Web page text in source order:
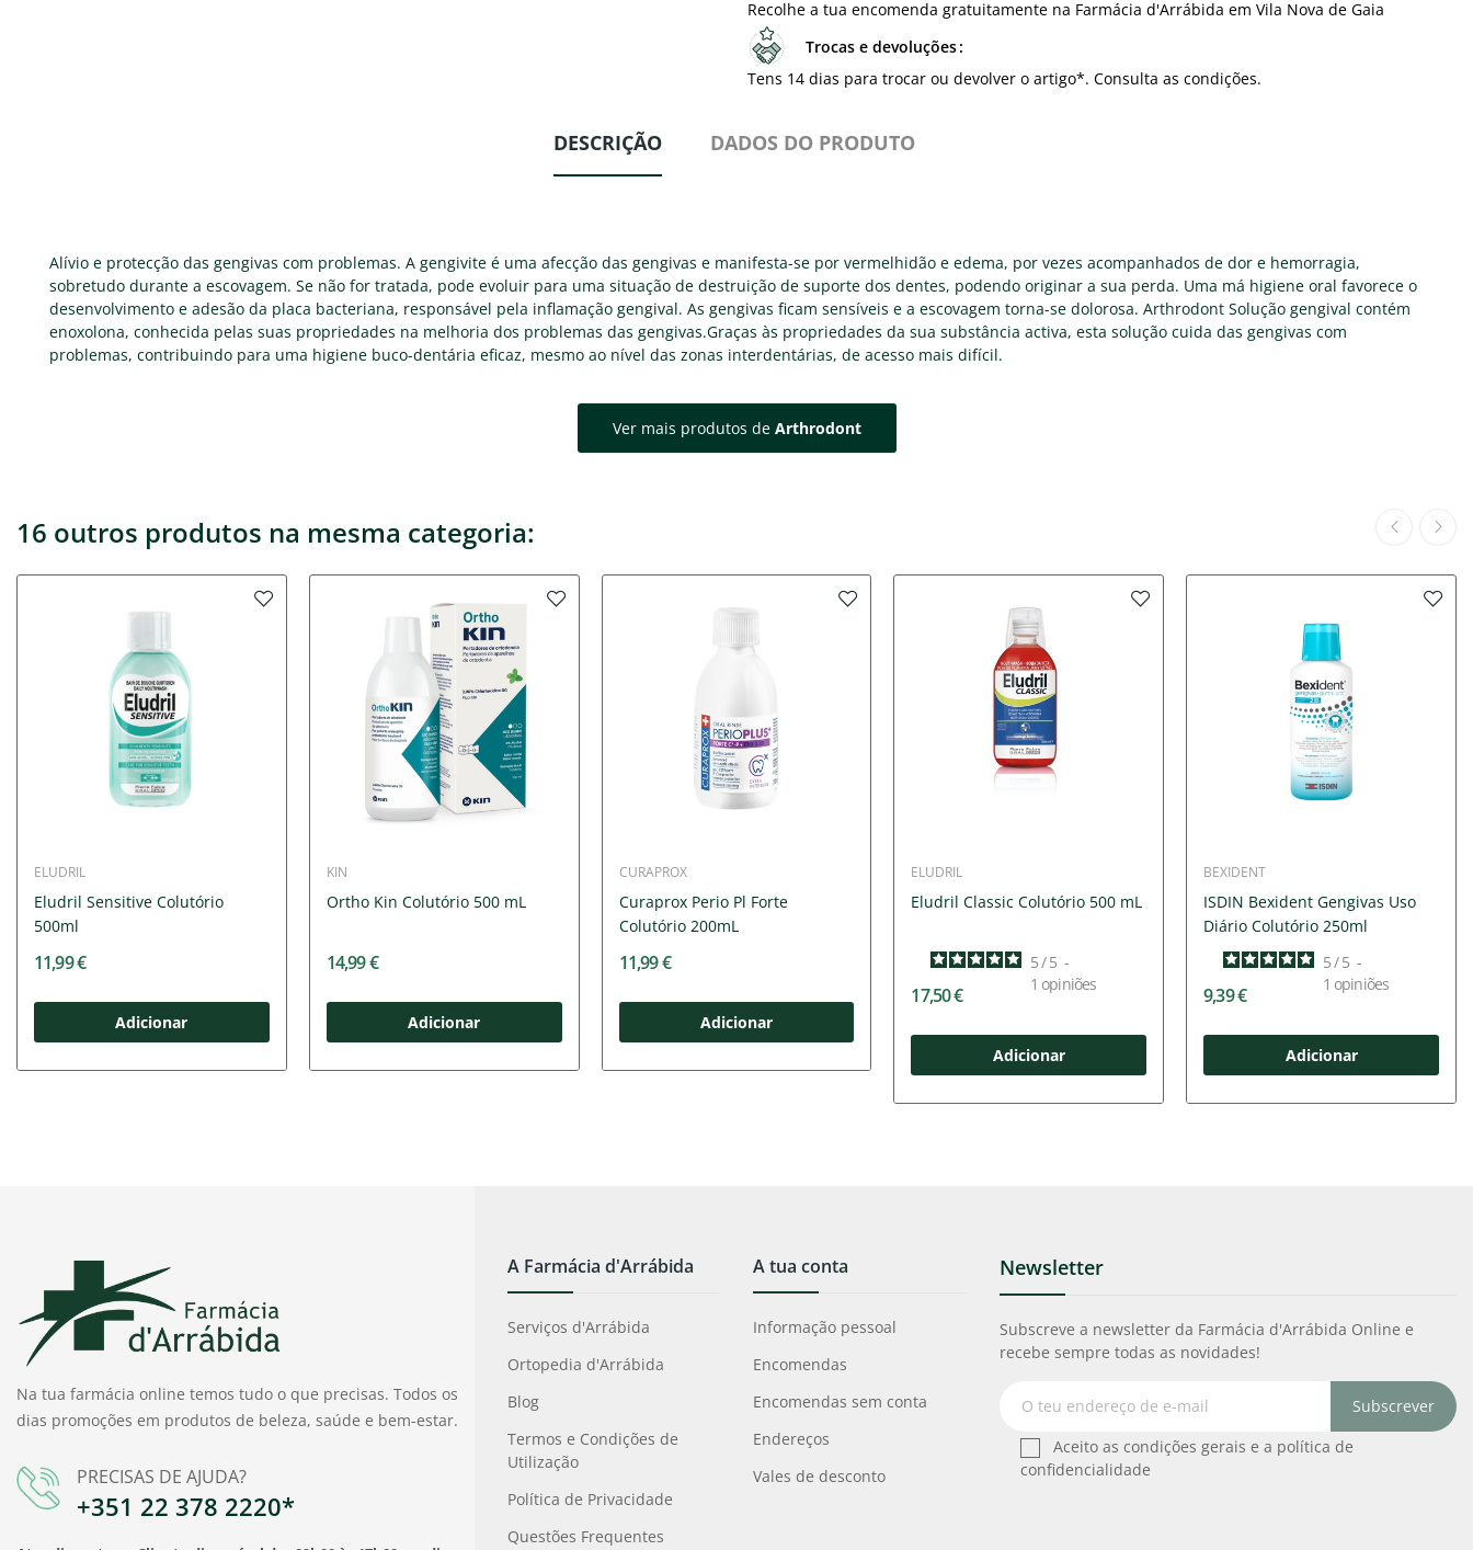
Recolhe a tua encomenda gratuitamente na Farmácia d'Arrábida em Vila Nova de Gaia
Trocas e devoluções
Tens 14 dias para trocar ou devolver o artigo*. Consulta as condições.
DESCRIÇÃO DADOS DO PRODUTO
Alívio e protecção das gengivas com problemas. A gengivite é uma afecção das gengivas e manifesta-se por vermelhidão e edema, por vezes acompanhados de dor e hemorragia,
sobretudo durante a escovagem. Se não for tratada, pode evoluir para uma situação de destruição de suporte dos dentes, podendo originar a sua perda. Uma má higiene oral favorece o
desenvolvimento e adesão da placa bacteriana, responsável pela inflamação gengival. As gengivas ficam sensíveis e a escovagem torna-se dolorosa. Arthrodont Solução gengival contém
enoxolona, conhecida pelas suas propriedades na melhoria dos problemas das gengivas.Graças às propriedades da sua substância activa, esta solução cuida das gengivas com
problemas, contribuindo para uma higiene buco-dentária eficaz, mesmo ao nível das zonas interdentárias, de acesso mais difícil.
Ver mais produtos de Arthrodont
16 outros produtos na mesma categoria:
ELUDRIL
Eludril Sensitive Colutório
500ml
11,99 €
Adicionar
KIN
Ortho Kin Colutório 500 mL
14,99 €
Adicionar
CURAPROX
Curaprox Perio Pl Forte
Colutório 200mL
11,99 €
Adicionar
ELUDRIL
Eludril Classic Colutório 500 mL
5/5 -
1 opiniões
17,50 €
Adicionar
BEXIDENT
ISDIN Bexident Gengivas Uso
Diário Colutório 250ml
5/ 5 -
1 opiniões
9,39 €
Adicionar
Na tua farmácia online temos tudo o que precisas. Todos os
dias promoções em produtos de beleza, saúde e bem-estar.
PRECISAS DE AJUDA?
+351 22 378 2220*
A Farmácia d'Arrábida
Serviços d'Arrábida
Ortopedia d'Arrábida
Blog
Termos e Condições de
Utilização
Política de Privacidade
Questões Frequentes
A tua conta
Informação pessoal
Encomendas
Encomendas sem conta
Endereços
Vales de desconto
Newsletter
Subscreve a newsletter da Farmácia d'Arrábida Online e
recebe sempre todas as novidades!
Subscrever
Aceito as condições gerais e a política de
confidencialidade